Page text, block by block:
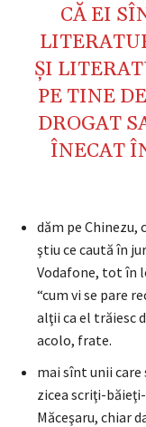
CĂ EI
ŞI
PE TINE
DROGAT
ÎNECAT
dăm pe Chinezu,
ştiu ce caută în
Vodafone, tot în
“cum vi se pare
alţii ca el trăiesc
acolo, frate.
mai sînt unii care
zicea scriţi-
Măceşaru, chiar